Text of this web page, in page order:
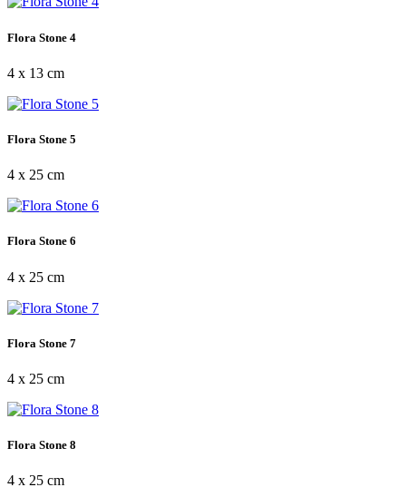
Flora Stone 4
4 x 13 cm
Flora Stone 5
4 x 25 cm
Flora Stone 6
4 x 25 cm
Flora Stone 7
4 x 25 cm
Flora Stone 8
4 x 25 cm